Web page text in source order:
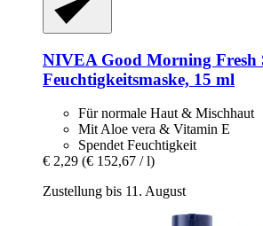
NIVEA Good Morning Fresh
Feuchtigkeitsmaske, 15 ml
Für normale Haut & Mischhaut
Mit Aloe vera & Vitamin E
Spendet Feuchtigkeit
€ 2,29 (€ 152,67 / l)
Zustellung bis 11. August